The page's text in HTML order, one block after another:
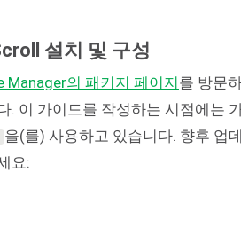
설치 및 구성
Manager의 패키지 페이지를 방문
. 이 가이드를 작성하는 시점에는
을(를) 사용하고 있습니다. 향후 업
요: